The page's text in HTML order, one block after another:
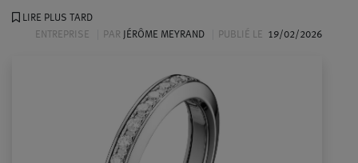
LIRE PLUS TARD
ENTREPRISE
PAR JÉRÔME MEYRAND PUBLIÉ LE 19/02/2026